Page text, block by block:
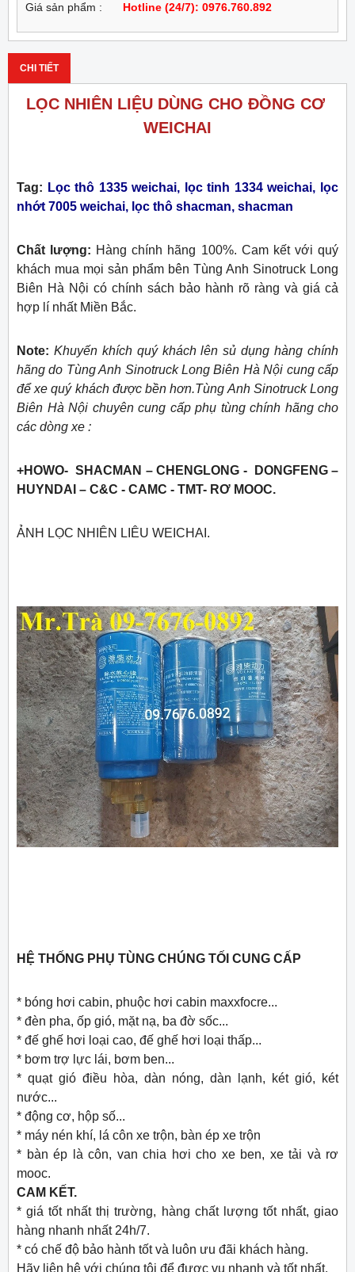
Giá sản phẩm : Hotline (24/7): 0976.760.892
CHI TIẾT
LỌC NHIÊN LIỆU DÙNG CHO ĐỒNG CƠ
WEICHAI
Tag: Lọc thô 1335 weichai, lọc tinh 1334 weichai, lọc
nhớt 7005 weichai, lọc thô shacman, shacman
Chất lượng: Hàng chính hãng 100%. Cam kết với quý
khách mua mọi sản phẩm bên Tùng Anh Sinotruck Long
Biên Hà Nội có chính sách bảo hành rõ ràng và giá cả
hợp lí nhất Miền Bắc.
Note: Khuyến khích quý khách lên sủ dụng hàng chính
hãng do Tùng Anh Sinotruck Long Biên Hà Nội cung cấp
để xe quý khách được bền hơn.Tùng Anh Sinotruck Long
Biên Hà Nội chuyên cung cấp phụ tùng chính hãng cho
các dòng xe :
+HOWO- SHACMAN – CHENGLONG - DONGFENG –
HUYNDAI – C&C - CAMC - TMT- RƠ MOOC.
ẢNH LỌC NHIÊN LIÊU WEICHAI.
HỆ THỐNG PHỤ TÙNG CHÚNG TỐI CUNG CẤP
* bóng hơi cabin, phuộc hơi cabin maxxfocre...
* đèn pha, ốp gió, mặt nạ, ba đờ sốc...
* đế ghế hơi loại cao, đế ghế hơi loại thấp...
* bơm trợ lực lái, bơm ben...
* quạt gió điều hòa, dàn nóng, dàn lạnh, két gió, két
nước...
* động cơ, hộp số...
* máy nén khí, lá côn xe trộn, bàn ép xe trộn
* bàn ép là côn, van chia hơi cho xe ben, xe tải và rơ
mooc.
CAM KẾT.
* giá tốt nhất thị trường, hàng chất lượng tốt nhất, giao
hàng nhanh nhất 24h/7.
* có chế độ bảo hành tốt và luôn ưu đãi khách hàng.
Hãy liên hệ với chúng tôi để được vụ nhanh và tốt nhất.